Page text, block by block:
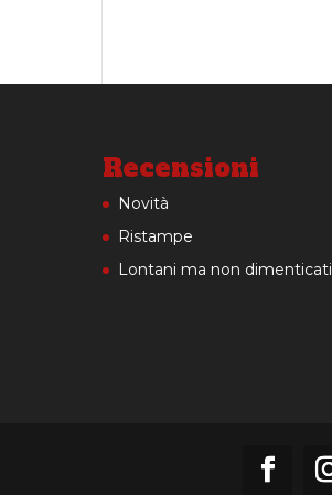
Recensioni
Novità
Ristampe
Lontani ma non dimenticati